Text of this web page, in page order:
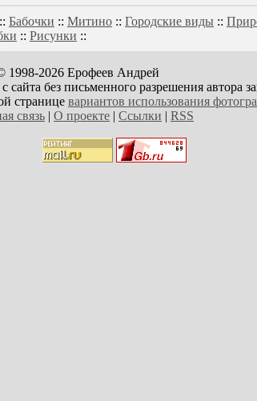
:: Бабочки :: Митино :: Городские виды ::
:: Рисунки ::
1998-2026 Ерофеев Андрей
сайта без письменного разрешения автора
странице вариантов использования
связь | О проекте | Ссылки | RSS